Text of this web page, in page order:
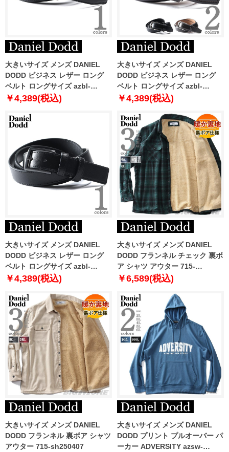
大きいサイズ メンズ DANIEL
DODD ビジネス レザー ロング
ベルト ロングサイズ azbl-
229005
￥4,389(税込)
大きいサイズ メンズ DANIEL
DODD ビジネス レザー ロング
ベルト ロングサイズ azbl-
229006
￥4,389(税込)
大きいサイズ メンズ DANIEL
DODD ビジネス レザー ロング
ベルト ロングサイズ azbl-
229011
￥4,389(税込)
大きいサイズ メンズ DANIEL
DODD フランネル チェック 裏ボ
ア シャツ アウター 715-
sh240410
￥6,589(税込)
大きいサイズ メンズ DANIEL
DODD フランネル 裏ボア シャツ
アウター 715-sh250407
大きいサイズ メンズ DANIEL
DODD プリント プルオーバー パ
ーカー ADVERSITY azsw-